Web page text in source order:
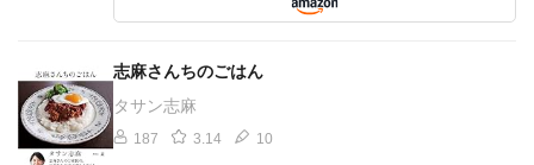
志麻さんちのごはん
タサン志麻
187 3.14 10